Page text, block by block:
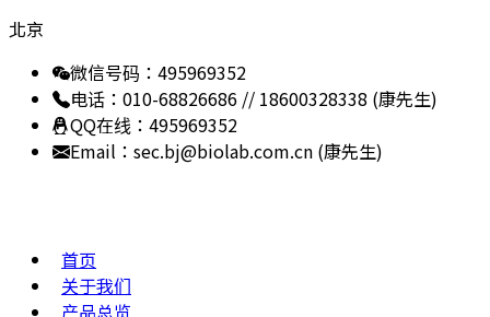
北京
微信号码：495969352
电话：010-68826686 // 18600328338 (康先生)
QQ在线：495969352
Email：sec.bj@biolab.com.cn (康先生)
首页
关于我们
产品总览